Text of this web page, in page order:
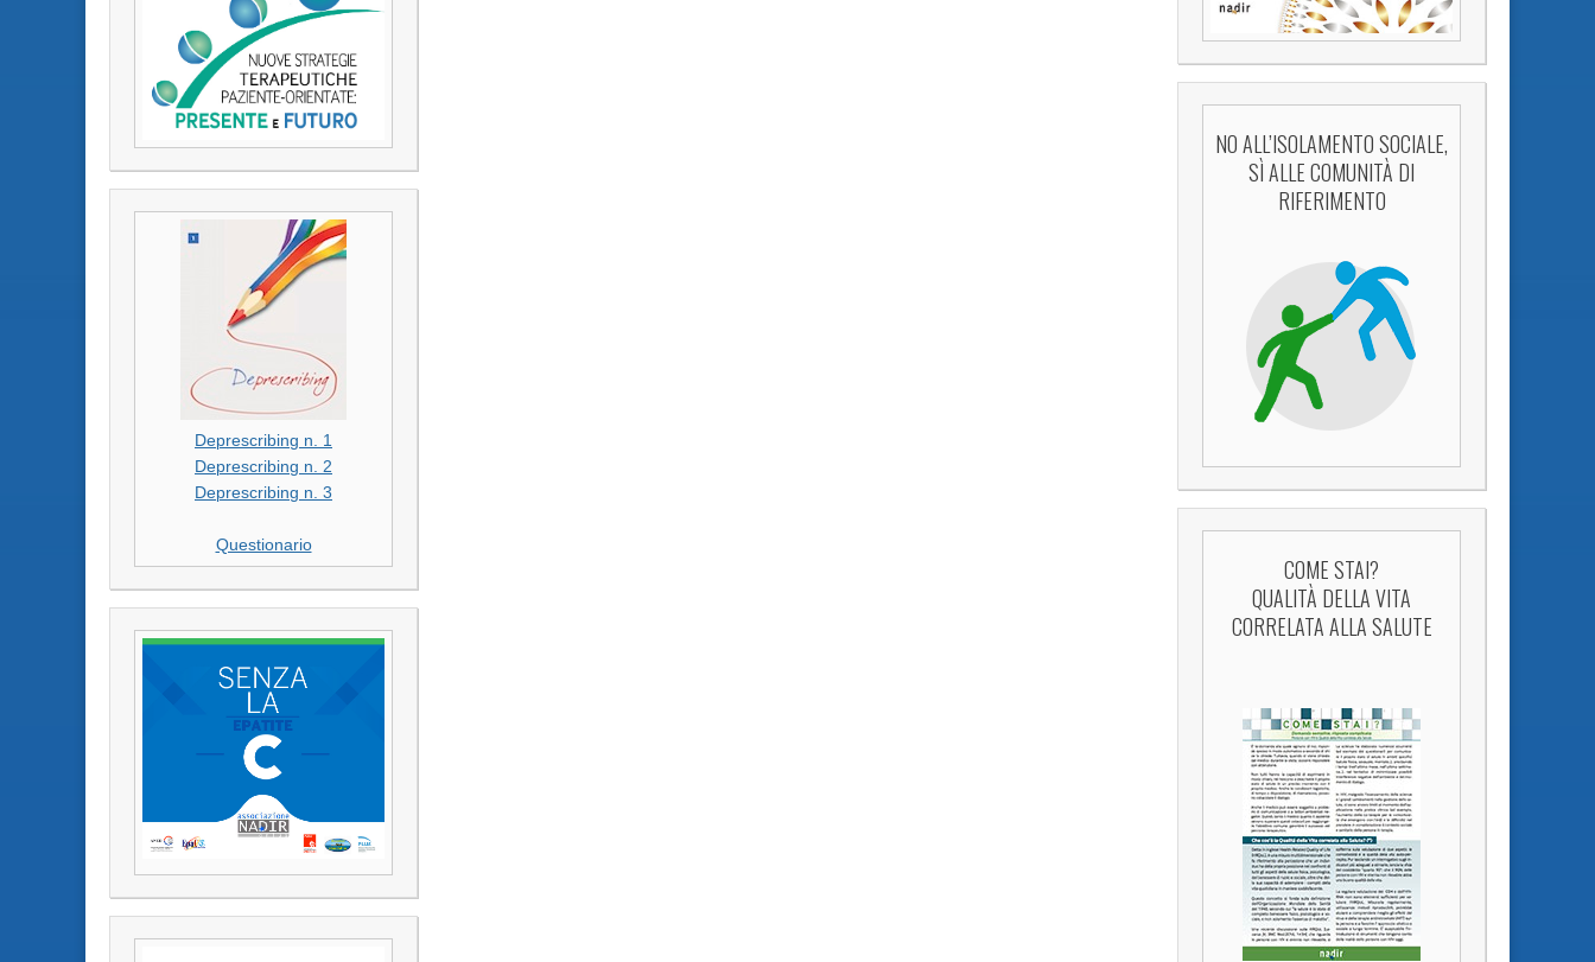
Deprescribing n. 1
Deprescribing n. 2
Deprescribing n. 3
Questionario
NO ALL’ISOLAMENTO SOCIALE,
SÌ ALLE COMUNITÀ DI
RIFERIMENTO
COME STAI?
QUALITÀ DELLA VITA
CORRELATA ALLA SALUTE